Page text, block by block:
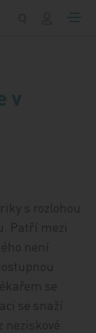
v
s rozlohou
Patří mezi
není
se
se snaží
neziskové